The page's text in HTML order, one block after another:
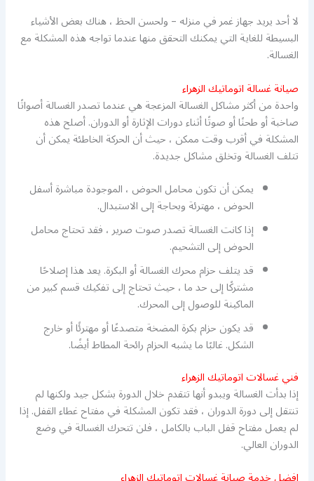
لا أحد يريد جهاز غمر في منزله – ولحسن الحظ ، هناك بعض الأشياء
البسيطة للغاية التي يمكنك التحقق منها عندما تواجه هذه المشكلة مع
الغسالة.
صيانة غسالة اتوماتيك الزهراء
واحدة من أكثر مشاكل الغسالة المزعجة هي عندما تصدر الغسالة أصواتًا
صاخبة أو طحنًا أو صوتًا أثناء دورات الإثارة أو الدوران. أصلح هذه
المشكلة في أقرب وقت ممكن ، حيث أن الحركة الخاطئة يمكن أن
تتلف الغسالة وتخلق مشاكل جديدة.
يمكن أن تكون محامل الحوض ، الموجودة مباشرة أسفل
الحوض ، مهترئة وبحاجة إلى الاستبدال.
إذا كانت الغسالة تصدر صوت صرير ، فقد تحتاج محامل
الحوض إلى التشحيم.
قد يتلف حزام محرك الغسالة أو البكرة. يعد هذا إصلاحًا
مشتركًا إلى حد ما ، حيث تحتاج إلى تفكيك قسم كبير من
الماكينة للوصول إلى المحرك.
قد يكون حزام بكرة المضخة متصدعًا أو مهترئًا أو خارج
الشكل. غالبًا ما يشبه الحزام رائحة المطاط أيضًا.
فني غسالات اتوماتيك الزهراء
إذا بدأت الغسالة ويبدو أنها تتقدم خلال الدورة بشكل جيد ولكنها لم
تنتقل إلى دورة الدوران ، فقد تكون المشكلة في مفتاح غطاء القفل. إذا
لم يعمل مفتاح قفل الباب بالكامل ، فلن تتحرك الغسالة في وضع
الدوران العالي.